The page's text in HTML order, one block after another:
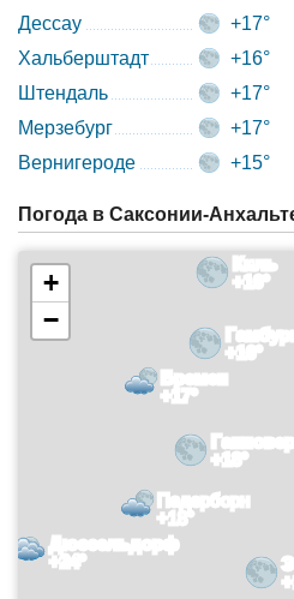
Дессау
+17°
Хальберштадт
+16°
Штендаль
+17°
Мерзебург
+17°
Вернигероде
+15°
Погода в Саксонии-
+16°
Дюссельдорф
+24°
Бремен
+17°
Ганновер
+18°
Киль
+16°
Падерборн
+18°
+
−